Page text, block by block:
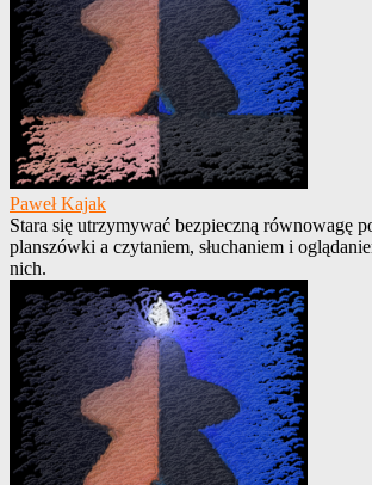
Paweł Kajak
Stara się utrzymywać bezpieczną równowagę
planszówki a czytaniem, słuchaniem i
nich.